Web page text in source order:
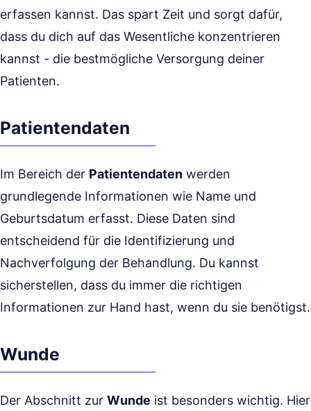
erfassen kannst. Das spart Zeit und sorgt dafür,
dass du dich auf das Wesentliche konzentrieren
kannst - die bestmögliche Versorgung deiner
Patienten.
Patientendaten
Im Bereich der Patientendaten werden
grundlegende Informationen wie Name und
Geburtsdatum erfasst. Diese Daten sind
entscheidend für die Identifizierung und
Nachverfolgung der Behandlung. Du kannst
sicherstellen, dass du immer die richtigen
Informationen zur Hand hast, wenn du sie benötigst.
Wunde
Der Abschnitt zur Wunde ist besonders wichtig. Hier